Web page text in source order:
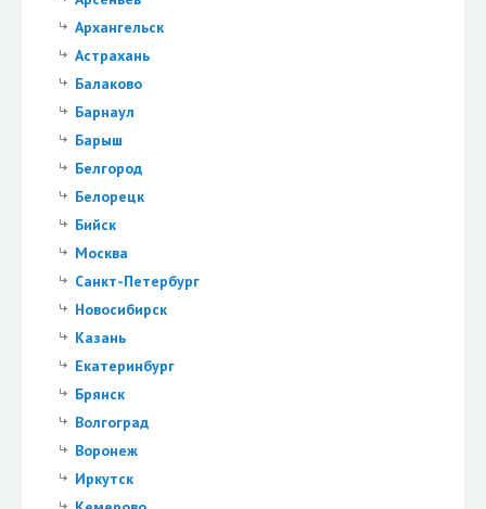
Архангельск
Астрахань
Балаково
Барнаул
Барыш
Белгород
Белорецк
Бийск
Москва
Санкт-Петербург
Новосибирск
Казань
Екатеринбург
Брянск
Волгоград
Воронеж
Иркутск